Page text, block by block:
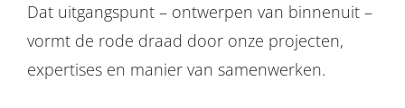
Dat uitgangspunt – ontwerpen van binnenuit –
vormt de rode draad door onze projecten,
expertises en manier van samenwerken.